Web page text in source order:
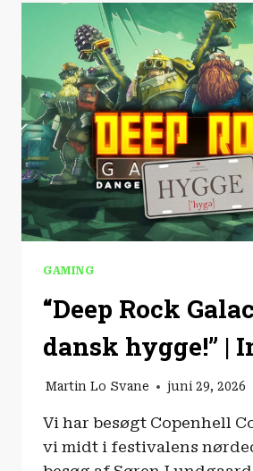
GAMING
“Deep Rock
dansk hygge!” |
Martin Lo Svane juni 29, 2026
Vi har besøgt Copenhell
vi midt i festivalens